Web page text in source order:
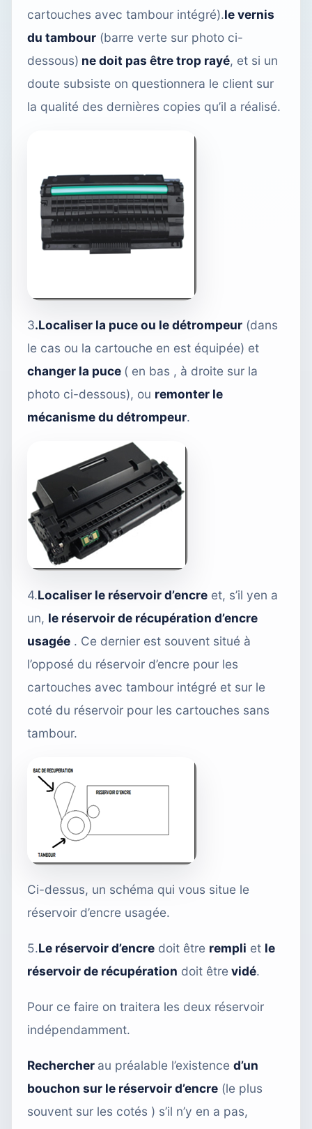
cartouches avec tambour intégré).le vernis
du tambour (barre verte sur photo ci-
dessous) ne doit pas être trop rayé, et si un
doute subsiste on questionnera le client sur
la qualité des dernières copies qu’il a réalisé.
3.Localiser la puce ou le détrompeur (dans
le cas ou la cartouche en est équipée) et
changer la puce ( en bas , à droite sur la
photo ci-dessous), ou remonter le
mécanisme du détrompeur.
4.Localiser le réservoir d’encre et, s’il yen a
un, le réservoir de récupération d’encre
usagée . Ce dernier est souvent situé à
l’opposé du réservoir d’encre pour les
cartouches avec tambour intégré et sur le
coté du réservoir pour les cartouches sans
tambour.
Ci-dessus, un schéma qui vous situe le
réservoir d’encre usagée.
5.Le réservoir d’encre doit être rempli et le
réservoir de récupération doit être vidé.
Pour ce faire on traitera les deux réservoir
indépendamment.
Rechercher au préalable l’existence d’un
bouchon sur le réservoir d’encre (le plus
souvent sur les cotés ) s’il n’y en a pas,